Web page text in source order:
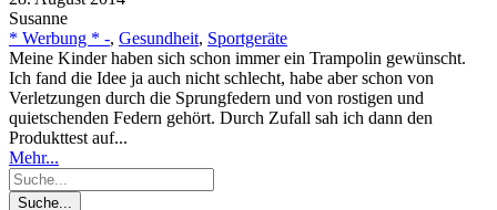
Susanne
* Werbung * -, Gesundheit, Sportgeräte
Meine Kinder haben sich schon immer ein Trampolin gewünscht.
Ich fand die Idee ja auch nicht schlecht, habe aber schon von
Verletzungen durch die Sprungfedern und von rostigen und
quietschenden Federn gehört. Durch Zufall sah ich dann den
Produkttest auf...
Mehr...